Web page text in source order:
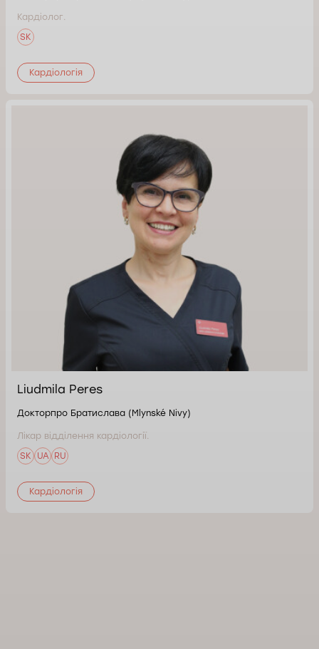
Кардіолог.
SK
Кардіологія
Liudmila Peres
Докторпро Братислава (Mlynské Nivy)
Лікар відділення кардіології.
SK
UA RU
Кардіологія